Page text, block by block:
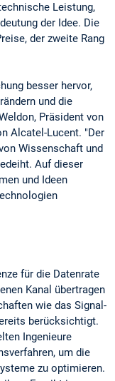
Leistung,
der Idee. Die
der zweite Rang
besser hervor,
und die
Präsident von
Alcatel-Lucent. "Der
Wissenschaft und
Auf dieser
und Ideen
für die Datenrate
Kanal übertragen
wie das Signal-
berücksichtigt.
Ingenieure
um die
zu optimieren.